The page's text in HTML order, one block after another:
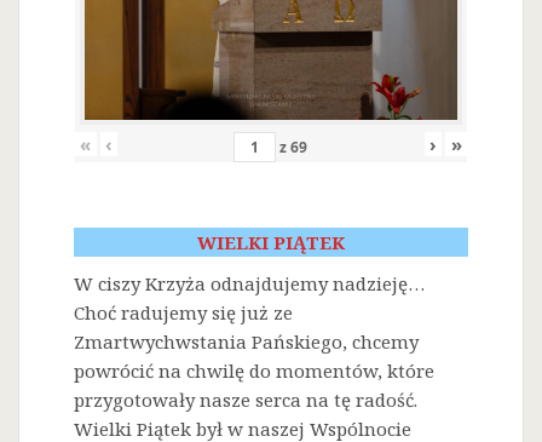
« ‹ z69 › »
WIELKI PIĄTEK
W ciszy Krzyża odnajdujemy nadzieję…
Choć radujemy się już ze
Zmartwychwstania Pańskiego, chcemy
powrócić na chwilę do momentów, które
przygotowały nasze serca na tę radość.
Wielki Piątek był w naszej Wspólnocie